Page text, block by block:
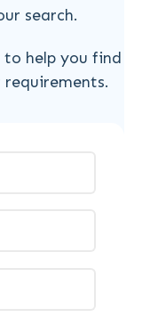
search.
to help you find